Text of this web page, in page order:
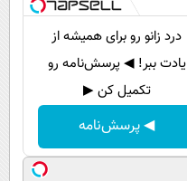
درد زانو رو برای همیشه از
یادت ببر! ◀ پرسش‌نامه رو
تکمیل کن ▶
◀ پرسش‌نامه